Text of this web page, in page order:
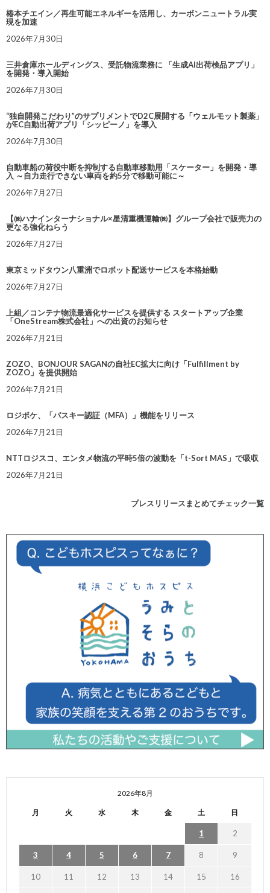
椿本チエイン／再生可能エネルギーを活用し、カーボンニュートラル実
現を加速
2026年7月30日
三井倉庫ホールディングス、受託物流業務に 「生成AI出荷検品アプリ」
を開発・導入開始
2026年7月30日
“独自開発こだわり”のサプリメントでD2C展開する「ウェルモット製薬」
がEC自動出荷アプリ「シッピーノ」を導入
2026年7月30日
自動車船の荷役中断を抑制する自動車移動用「スケーター」を開発・導
入 ～自力走行できない車両を約5分で移動可能に～
2026年7月27日
【㈱ハナインターナショナル×星清重機運輸㈱】グループ会社で販売力の
更なる強化ねらう
2026年7月27日
東京ミッドタウン八重洲でロボット配送サービスを本格始動
2026年7月27日
上組／コンテナ物流最適化サービスを提供する スタートアップ企業
「OneStream株式会社」への出資のお知らせ
2026年7月21日
ZOZO、BONJOUR SAGANの自社EC拡大に向け「Fulfillment by
ZOZO」を提供開始
2026年7月21日
ロジポケ、「パスキー認証（MFA）」機能をリリース
2026年7月21日
NTTロジスコ、エンタメ物流の平時5倍の波動を「t-Sort MAS」で吸収
2026年7月21日
プレスリリースまとめてチェック一覧
2026年8月
月 火 水 木 金 土 日
1 2
3 4 5 6 7 8 9
10 11 12 13 14 15 16